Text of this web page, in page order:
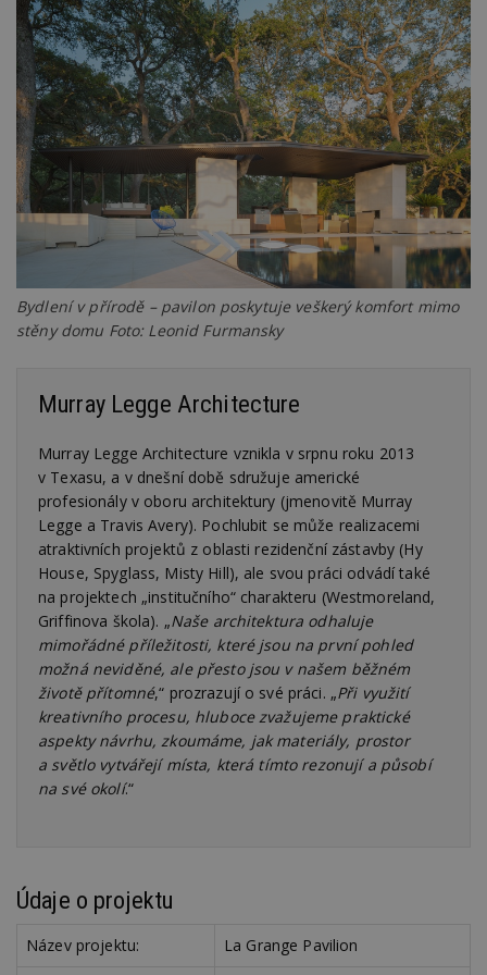
Bydlení v přírodě – pavilon poskytuje veškerý komfort mimo
stěny domu Foto: Leonid Furmansky
Murray Legge Architecture
Murray Legge Architecture vznikla v srpnu roku 2013
v Texasu, a v dnešní době sdružuje americké
profesionály v oboru architektury (jmenovitě Murray
Legge a Travis Avery). Pochlubit se může realizacemi
atraktivních projektů z oblasti rezidenční zástavby (Hy
House, Spyglass, Misty Hill), ale svou práci odvádí také
na projektech „institučního“ charakteru (Westmoreland,
Griffinova škola). „Naše architektura odhaluje
mimořádné příležitosti, které jsou na první pohled
možná neviděné, ale přesto jsou v našem běžném
životě přítomné,“ prozrazují o své práci. „Při využití
kreativního procesu, hluboce zvažujeme praktické
aspekty návrhu, zkoumáme, jak materiály, prostor
a světlo vytvářejí místa, která tímto rezonují a působí
na své okolí.“
Údaje o projektu
Název projektu: La Grange Pavilion
soubory
Nezbytně nutné soubory
Výkonové soubory
Soubory cílení
Funkční soubory
Nezařazené soubory
Nezbytně nutné soubory cookie umožňují základní
funkce webových stránek, jako je přihlášení
uživatele a správa účtu. Webové stránky nelze bez
nezbytně nutných souborů cookie správně
_dc_gtm_UA-53599847-1
.estav.cz